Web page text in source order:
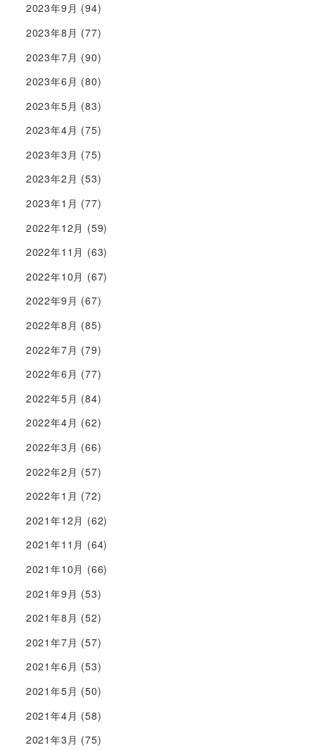
2023年9月 (94)
2023年8月 (77)
2023年7月 (90)
2023年6月 (80)
2023年5月 (83)
2023年4月 (75)
2023年3月 (75)
2023年2月 (53)
2023年1月 (77)
2022年12月 (59)
2022年11月 (63)
2022年10月 (67)
2022年9月 (67)
2022年8月 (85)
2022年7月 (79)
2022年6月 (77)
2022年5月 (84)
2022年4月 (62)
2022年3月 (66)
2022年2月 (57)
2022年1月 (72)
2021年12月 (62)
2021年11月 (64)
2021年10月 (66)
2021年9月 (53)
2021年8月 (52)
2021年7月 (57)
2021年6月 (53)
2021年5月 (50)
2021年4月 (58)
2021年3月 (75)